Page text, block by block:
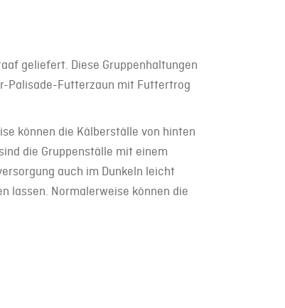
geliefert. Diese Gruppenhaltungen
Palisade-Futterzaun mit Futtertrog
können die Kälberställe von hinten
die Gruppenställe mit einem
auch im Dunkeln leicht
lassen. Normalerweise können die